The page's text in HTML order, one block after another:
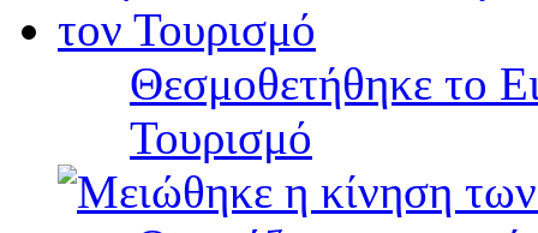
Θεσμοθετήθηκε το
Τουρισμό